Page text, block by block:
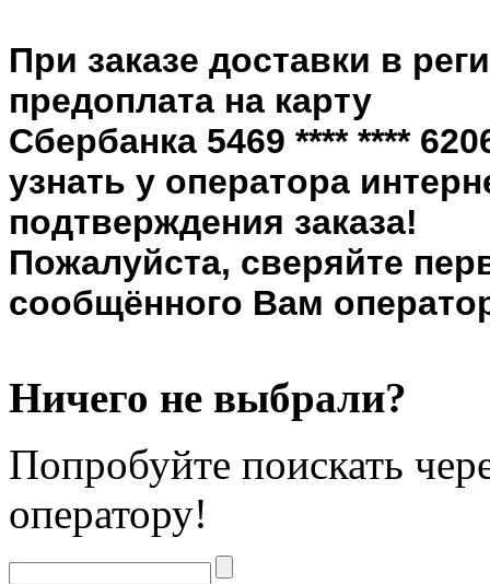
При заказе доставки в
предоплата на карту
Сбербанка 5469 **** ****
узнать у оператора
подтверждения заказа!
Пожалуйста, сверяйте
сообщённого Вам
Ничего не выбрали?
Попробуйте поискать
оператору!